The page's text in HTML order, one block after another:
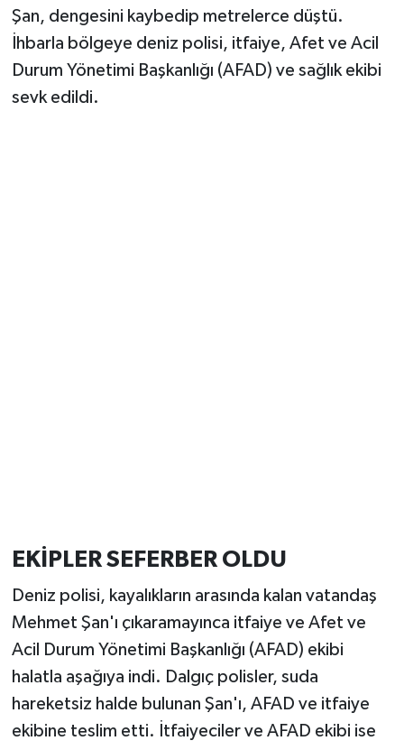
Şan, dengesini kaybedip metrelerce düştü.
İhbarla bölgeye deniz polisi, itfaiye, Afet ve Acil
Durum Yönetimi Başkanlığı (AFAD) ve sağlık ekibi
sevk edildi.
EKİPLER SEFERBER OLDU
Deniz polisi, kayalıkların arasında kalan vatandaş
Mehmet Şan'ı çıkaramayınca itfaiye ve Afet ve
Acil Durum Yönetimi Başkanlığı (AFAD) ekibi
halatla aşağıya indi. Dalgıç polisler, suda
hareketsiz halde bulunan Şan'ı, AFAD ve itfaiye
ekibine teslim etti. İtfaiyeciler ve AFAD ekibi ise